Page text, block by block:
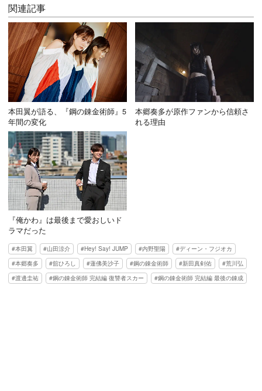
関連記事
本田翼が語る、『鋼の錬金術師』5
年間の変化
本郷奏多が原作ファンから信頼さ
れる理由
『俺かわ』は最後まで愛おしいド
ラマだった
本田翼 山田涼介 Hey! Say! JUMP 内野聖陽
ディーン・フジオカ
本郷奏多
舘ひろし 蓮佛美沙子 鋼の錬金術師 新田真剣佑
荒川弘
渡邊圭祐
鋼の錬金術師 完結編 復讐者スカー 鋼の錬金術師 完結編 最後の錬成